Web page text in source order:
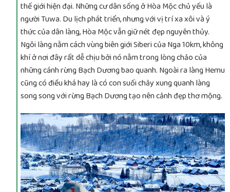
thế giới hiện đại. Những cư dân sống ở Hòa Mộc chủ yếu là
người Tuwa. Du lịch phát triển, nhưng với vị trí xa xôi và ý
thức của dân làng, Hòa Mộc vẫn giữ nét đẹp nguyên thủy.
Ngôi làng nằm cách vùng biên giới Siberi của Nga 10km, không
khí ở nơi đây rất dễ chịu bởi nó nằm trong lòng chảo của
những cánh rừng Bạch Dương bao quanh. Ngoài ra làng Hemu
cũng có điều khá hay là có con suối chảy xung quanh làng
song song với rừng Bạch Dương tạo nên cảnh đẹp thơ mộng.